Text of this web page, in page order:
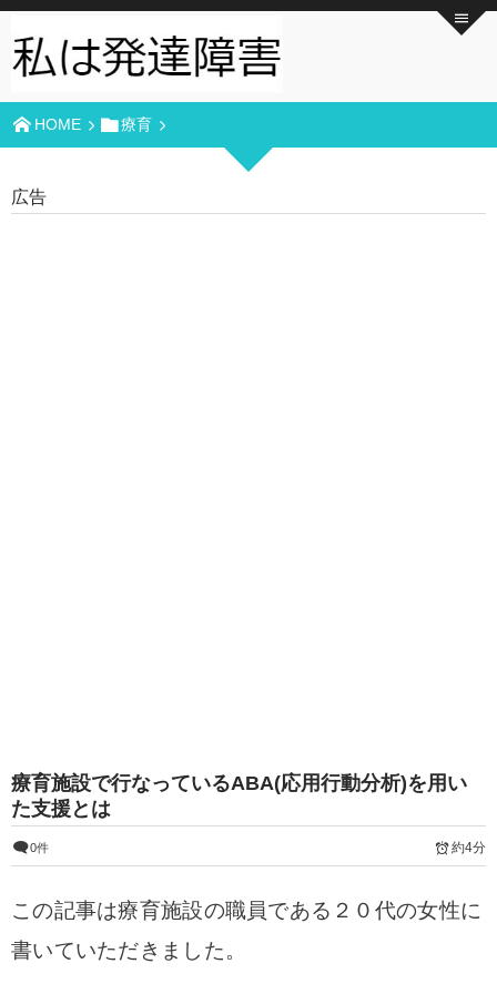
HOME 療育
広告
療育施設で行なっているABA(応用行動分析)を用い
た支援とは
0件 約4分
この記事は療育施設の職員である２０代の女性に
書いていただきました。